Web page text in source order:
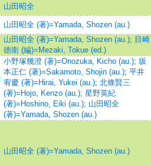
山田昭全
山田昭全 (著)=Yamada, Shozen (au.)
山田昭全 (著)=Yamada, Shozen (au.); 目崎
徳衛 (編)=Mezaki, Tokue (ed.)
小野塚幾澄 (著)=Onozuka, Kicho (au.); 坂
本正仁 (著)=Sakamoto, Shojin (au.); 平井
宥慶 (著)=Hirai, Yukei (au.); 北條賢三
(著)=Hojo, Kenzo (au.); 星野英紀
(著)=Hoshino, Eiki (au.); 山田昭全
(著)=Yamada, Shozen (au.)
山田昭全 (著)=Yamada, Shozen (au.)